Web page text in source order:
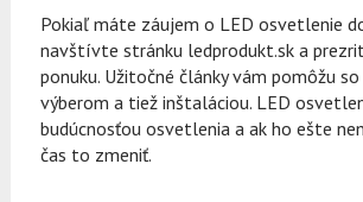
Pokiaľ máte záujem o LED osvetlenie
navštívte stránku ledprodukt.sk a
ponuku. Užitočné články vám pomôžu
výberom a tiež inštaláciou. LED
budúcnosťou osvetlenia a ak ho ešte
čas to zmeniť.